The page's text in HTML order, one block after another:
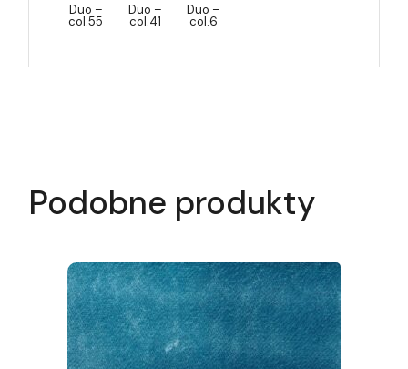
Duo –
col.55
Duo –
col.41
Duo –
col.6
Podobne produkty